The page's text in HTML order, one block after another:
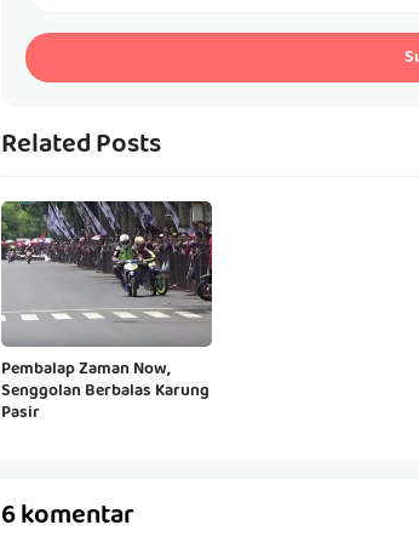
Related Posts
Pembalap Zaman Now,
Senggolan Berbalas Karung
Pasir
6 komentar